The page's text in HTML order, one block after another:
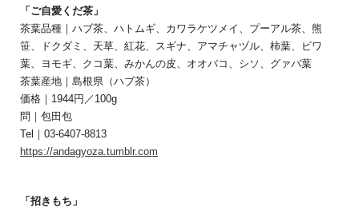
「ご自愛くだ茶」
茶葉品種｜ハブ茶、ハトムギ、カワラケツメイ、プーアル茶、熊
笹、ドクダミ、天草、紅花、スギナ、アマチャヅル、柿葉、ビワ
葉、ヨモギ、クコ葉、みかんの皮、オオバコ、シソ、グァバ葉
茶葉産地｜島根県（ハブ茶）
価格｜1944円／100g
問｜包田包
Tel｜03-6407-8813
https://andagyoza.tumblr.com
「招きもち」